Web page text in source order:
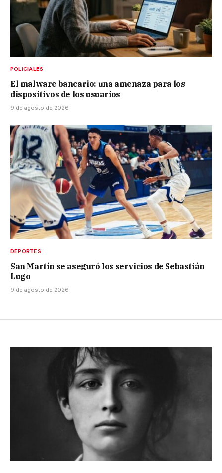
POLICIALES
El malware bancario: una amenaza para los
dispositivos de los usuarios
9 de agosto de 2026
DEPORTES
San Martín se aseguró los servicios de Sebastián
Lugo
9 de agosto de 2026